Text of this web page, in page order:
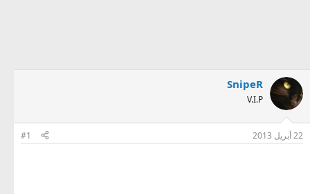
SnipeR
V.I.P
22 أبريل 2013 #1